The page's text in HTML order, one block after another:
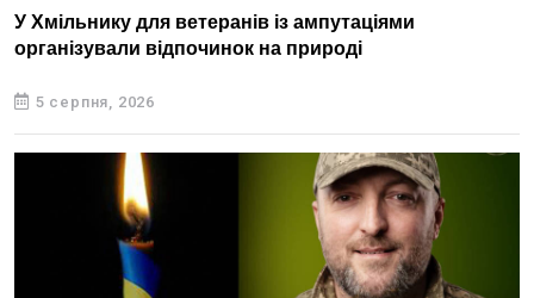
У Хмільнику для ветеранів із ампутаціями
організували відпочинок на природі
5 серпня, 2026